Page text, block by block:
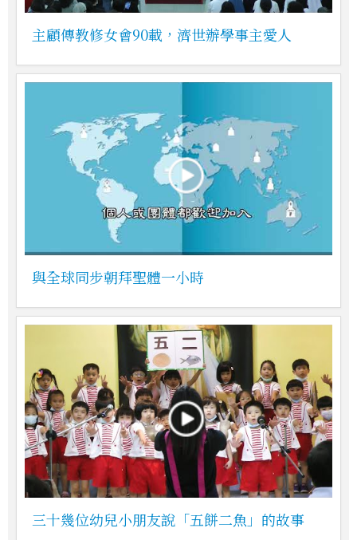
主顧傳教修女會90載，濟世辦學事主愛人
與全球同步朝拜聖體一小時
三十幾位幼兒小朋友說「五餅二魚」的故事